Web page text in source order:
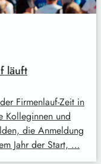
läuft
Firmenlauf-Zeit in
Kolleginnen und
die Anmeldung
Jahr der Start, …